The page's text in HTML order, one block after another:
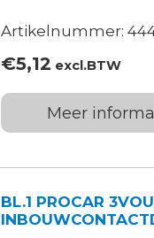
Artikelnummer:
€5,12 excl.BTW
Meer
BL.1 PROCAR